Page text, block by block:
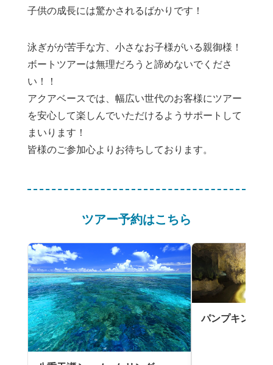
子供の成長には驚かされるばかりです！
泳ぎがが苦手な方、小さなお子様がいる親御様！
ボートツアーは無理だろうと諦めないでくださ
い！！
アクアベースでは、幅広い世代のお客様にツアー
を安心して楽しんでいただけるようサポートして
まいります！
皆様のご参加心よりお待ちしております。
ツアー予約はこちら
パンプキン鍾乳